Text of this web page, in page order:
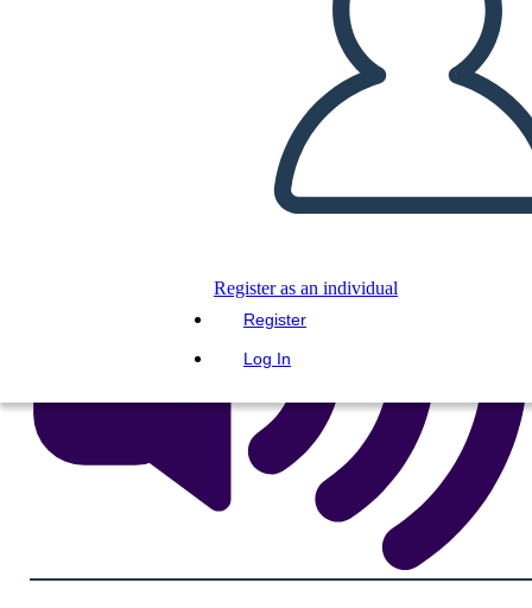
Register as an individual
Register
Log In
PLAY SLIDESHOW
READ TO ME